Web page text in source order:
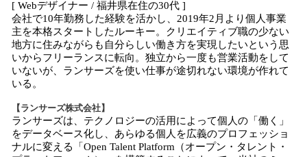
[ Webデザイナー / 福井県在住の30代 ]
会社で10年勤務した経験を活かし、2019年2月より個人事業
主を本格スタートしたルーキー。クリエイティブ職の少ない
地方に住みながらも自分らしい働き方を実現したいという思
いからフリーランスに転向。独立から一度も営業活動をして
いないが、ランサーズを使い仕事が途切れない環境が作れて
いる。
【ランサーズ株式会社】
ランサーズは、テクノロジーの活用によって個人の「働く」
をデータベース化し、あらゆる個人を広義のプロフェッショ
ナルに変える「Open Talent Platform（オープン・タレント・